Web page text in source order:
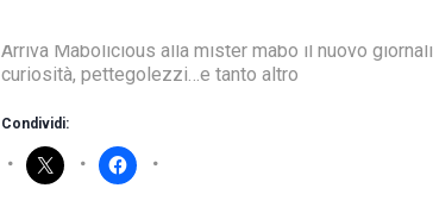
Arriva Mabolicious alla mister mabo il nuovo
curiosità, pettegolezzi…e tanto altro
Condividi: